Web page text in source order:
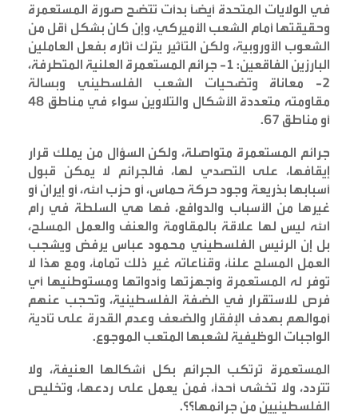
في الولايات المتحدة أيضاً بدأت تتضح صورة المستعمرة
وحقيقتها أمام الشعب الأميركي، وإن كان بشكل أقل من
الشعوب الأوروبية، ولكن التأثير يترك أثاره بفعل العاملين
البارزين الفاقعين: 1- جرائم المستعمرة العلنية المتطرفة،
2- معاناة وتضحيات الشعب الفلسطيني وبسالة
مقاومته متعددة الأشكال والتلاوين سواء في مناطق 48
أو مناطق 67
.
جرائم المستعمرة متواصلة، ولكن السؤال من يملك قرار
إيقافها، على التصدي لها، فالجرائم لا يمكن قبول
أسبابها بذريعة وجود حركة حماس، أو حزب الله، أو إيران أو
غيرها من الأسباب والدوافع، فها هي السلطة في رام
الله ليس لها علاقة بالمقاومة والعنف والعمل المسلح،
بل إن الرئيس الفلسطيني محمود عباس يرفض ويشجب
العمل المسلح علناً، وقناعاته غير ذلك تماماً، ومع هذا لا
توفر له المستعمرة وأجهزتها وأدواتها ومستوطنيها أي
فرص للاستقرار في الضفة الفلسطينية، وتحجب عنهم
أموالهم بهدف الإفقار والضعف وعدم القدرة على تأدية
الواجبات الوظيفية لشعبها المتعب الموجوع.
المستعمرة ترتكب الجرائم بكل أشكالها العنيفة، ولا
تتردد، ولا تخشى أحداً، فمن يعمل على ردعها، وتخليص
الفلسطينيين من جرائمها؟؟.